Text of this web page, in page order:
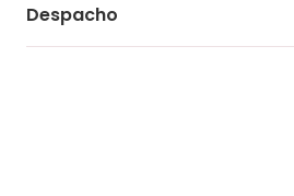
Despacho